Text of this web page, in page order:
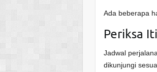
Ada beberapa
Periksa
Jadwal
dikunjungi